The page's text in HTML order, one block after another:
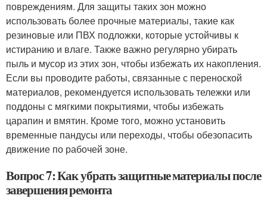
повреждениям. Для защиты таких зон можно
использовать более прочные материалы, такие как
резиновые или ПВХ подложки, которые устойчивы к
истиранию и влаге. Также важно регулярно убирать
пыль и мусор из этих зон, чтобы избежать их накопления.
Если вы проводите работы, связанные с переноской
материалов, рекомендуется использовать тележки или
поддоны с мягкими покрытиями, чтобы избежать
царапин и вмятин. Кроме того, можно установить
временные пандусы или переходы, чтобы обезопасить
движение по рабочей зоне.
Вопрос 7: Как убрать защитные материалы после
завершения ремонта